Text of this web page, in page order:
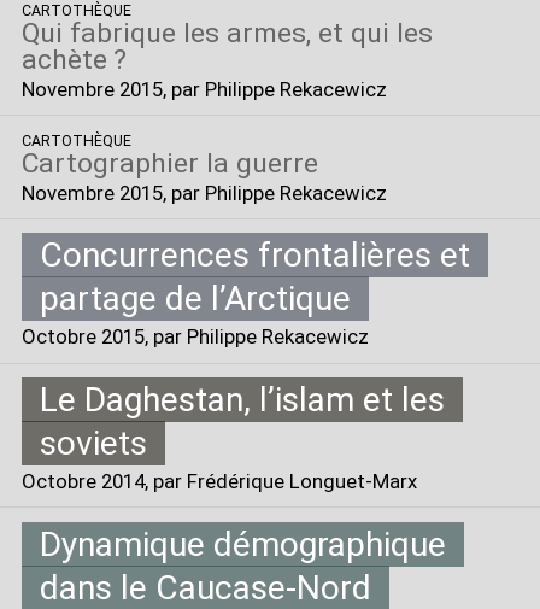
CARTOTHÈQUE
Qui fabrique les armes, et qui les
achète ?
Novembre 2015, par Philippe Rekacewicz
CARTOTHÈQUE
Cartographier la guerre
Novembre 2015, par Philippe Rekacewicz
Concurrences frontalières et
partage de l’Arctique
Octobre 2015, par Philippe Rekacewicz
Le Daghestan, l’islam et les
soviets
Octobre 2014, par Frédérique Longuet-Marx
Dynamique démographique
dans le Caucase-Nord